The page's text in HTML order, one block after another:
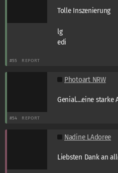
Tolle Inszenierung
lg
edi
#55 REPORT
Photoart NRW
Genial....eine starke
#54 REPORT
Nadine LAdoree
Liebsten Dank an